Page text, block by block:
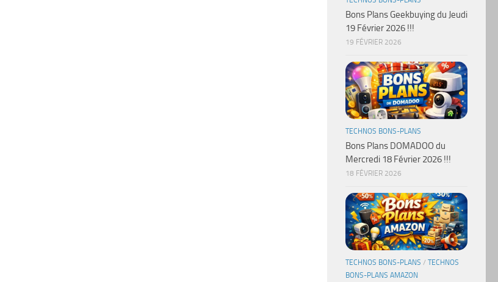
Bons Plans Geekbuying du Jeudi
19 Février 2026 !!!
19 FÉVRIER 2026
TECHNOS BONS-PLANS
Bons Plans DOMADOO du
Mercredi 18 Février 2026 !!!
18 FÉVRIER 2026
TECHNOS BONS-PLANS / TECHNOS
BONS-PLANS AMAZON